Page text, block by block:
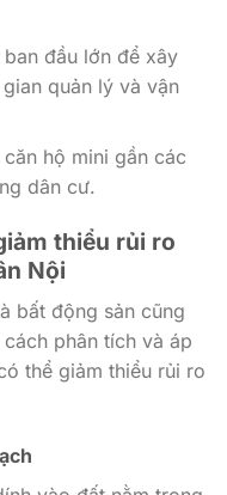
đầu lớn để xây
quản lý và vận
hộ mini gần các
dân cư.
thiểu rủi ro
Nội
bất động sản cũng
phân tích và áp
thể giảm thiểu rủi ro